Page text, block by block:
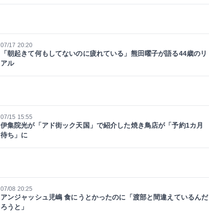
07/17 20:20
「朝起きて何もしてないのに疲れている」熊田曜子が語る44歳のリ
アル
07/15 15:55
伊集院光が「アド街ック天国」で紹介した焼き鳥店が「予約1カ月
待ち」に
07/08 20:25
アンジャッシュ児嶋 食にうとかったのに「渡部と間違えているんだ
ろうと」